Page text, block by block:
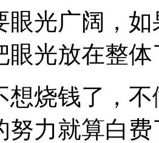
眼光广阔，
眼光放在整体
想烧钱了，
努力就算白费